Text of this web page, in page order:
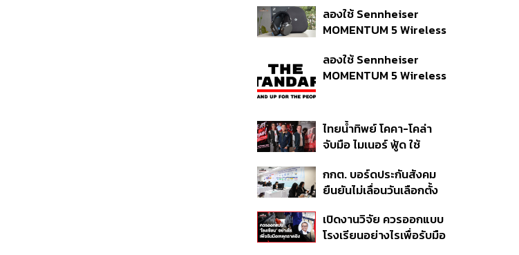
ลองใช้ Sennheiser
MOMENTUM 5 Wireless
ถอดเปลี่ยนแบตเองได้
ก่อนกฎ EU บังคับปีหน้า
ลองใช้ Sennheiser
MOMENTUM 5 Wireless
ก่อนกฎ EU บังคับปีหน้า
ไทยน้ำทิพย์ โคคา-โคล่า
จับมือ ไมเนอร์ ฟู้ด ใช้
พัน Music Marketing ใน
ปีที่ธุรกิจร้านอาหารโต
กกต. บอร์ดประกันสังคม
ยืนยันไม่เลื่อนวันเลือกตั้ง
ตามคำสั่งทุเลาของศาล
เปิดงานวิจัย ควรออกแบบ
โรงเรียนอย่างไรเพื่อรับมือ